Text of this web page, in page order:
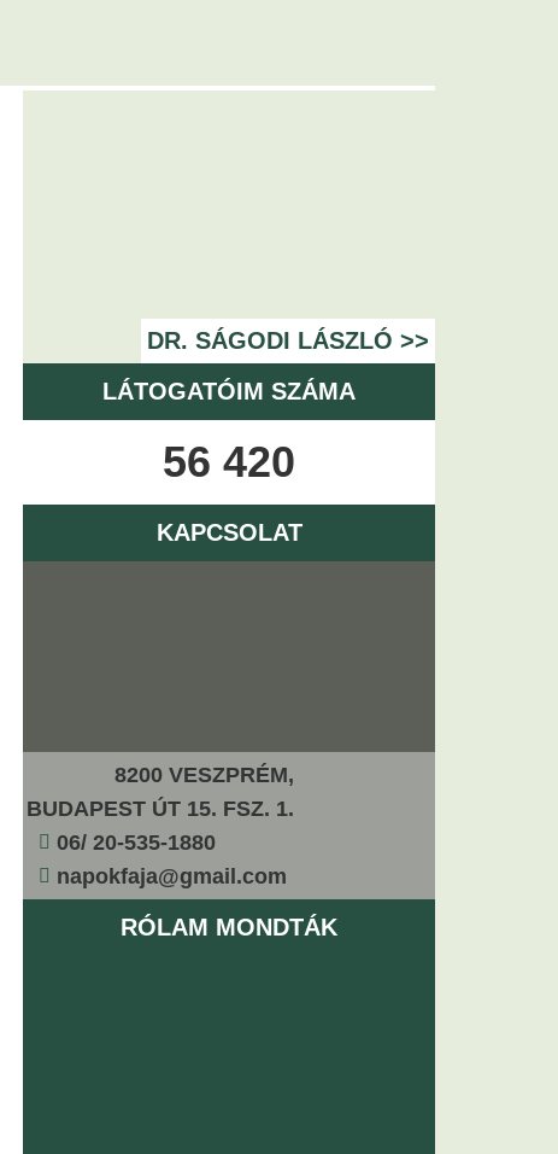
DR. SÁGODI LÁSZLÓ >>
LÁTOGATÓIM SZÁMA
56 420
KAPCSOLAT
8200 VESZPRÉM,
BUDAPEST ÚT 15. FSZ. 1.
06/ 20-535-1880
napokfaja@gmail.com
RÓLAM MONDTÁK